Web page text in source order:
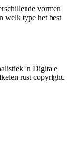
vormen
welk type het best
in Digitale
rust copyright.